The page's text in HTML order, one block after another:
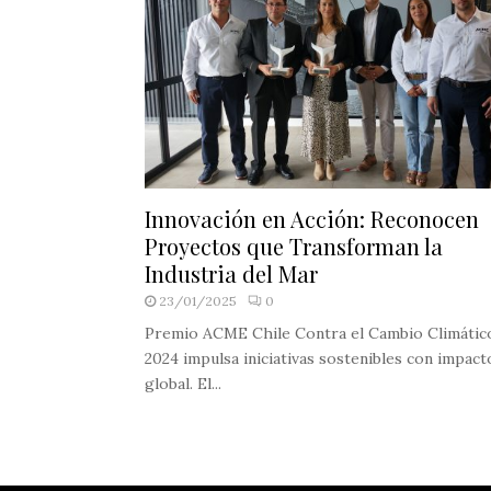
Innovación en Acción: Reconocen
Proyectos que Transforman la
Industria del Mar
23/01/2025 0
Premio ACME Chile Contra el Cambio
2024 impulsa iniciativas sostenibles con
global. El...